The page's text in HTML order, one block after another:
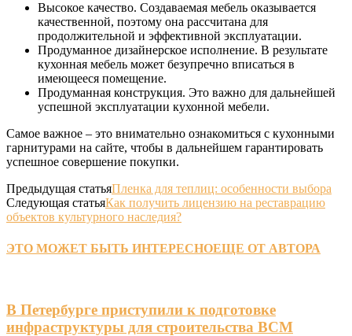
Высокое качество. Создаваемая мебель оказывается
качественной, поэтому она рассчитана для
продолжительной и эффективной эксплуатации.
Продуманное дизайнерское исполнение. В результате
кухонная мебель может безупречно вписаться в
имеющееся помещение.
Продуманная конструкция. Это важно для дальнейшей
успешной эксплуатации кухонной мебели.
Самое важное – это внимательно ознакомиться с кухонными
гарнитурами на сайте, чтобы в дальнейшем гарантировать
успешное совершение покупки.
Предыдущая статьяПленка для теплиц: особенности выбора
Следующая статьяКак получить лицензию на реставрацию
объектов культурного наследия?
ЭТО МОЖЕТ БЫТЬ ИНТЕРЕСНОЕЩЕ ОТ АВТОРА
В Петербурге приступили к подготовке
инфраструктуры для строительства ВСМ